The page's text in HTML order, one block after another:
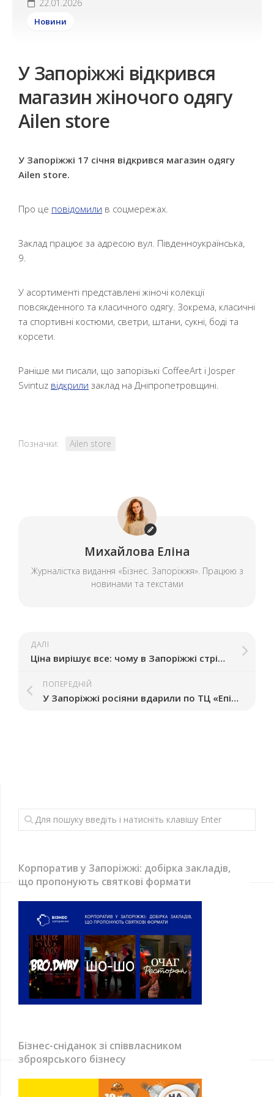
22.01.2026
Новини
У Запоріжжі відкрився
магазин жіночого одягу
Ailen store
У Запоріжжі 17 січня відкрився магазин одягу
Ailen store.
Про це повідомили в соцмережах.
Заклад працює за адресою вул. Південноукраїнська,
9.
У асортименті представлені жіночі колекції
повсякденного та класичного одягу. Зокрема, класичні
та спортивні костюми, светри, штани, сукні, боді та
корсети.
Раніше ми писали, що запорізькі CoffeeArt і Josper
Svintuz відкрили заклад на Дніпропетровщині.
Позначки: Ailen store
Михайлова Еліна
Журналістка видання «Бізнес. Запоріжжя». Працюю з
новинами та текстами
ДАЛІ
Ціна вирішує все: чому в Запоріжжі стрімко зростають «Аврора» та Sinsay і як це впливає на ринок
ПОПЕРЕДНІЙ
У Запоріжжі росіяни вдарили по ТЦ «Епіцентр»: що відомо про руйнування. ФОТО
Корпоратив у Запоріжжі: добірка закладів,
що пропонують святкові формати
Бізнес-сніданок зі співвласником
зброярського бізнесу